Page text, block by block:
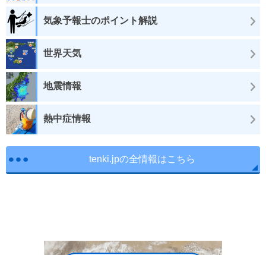
気象予報士のポイント解説
世界天気
地震情報
熱中症情報
tenki.jpの全情報はこちら